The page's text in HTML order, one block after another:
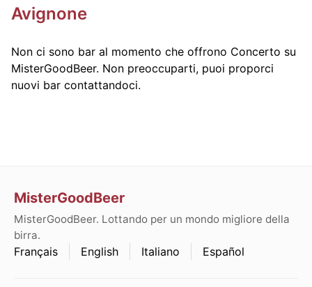
Avignone
Non ci sono bar al momento che offrono Concerto su
MisterGoodBeer. Non preoccuparti, puoi proporci
nuovi bar contattandoci.
MisterGoodBeer
MisterGoodBeer. Lottando per un mondo migliore della
birra.
Français English Italiano Español